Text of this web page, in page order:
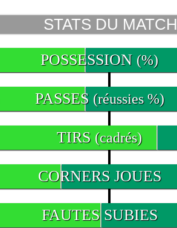
STATS DU MATCH
POSSESSION (%)
PASSES (réussies %)
TIRS (cadrés)
CORNERS JOUES
FAUTES SUBIES